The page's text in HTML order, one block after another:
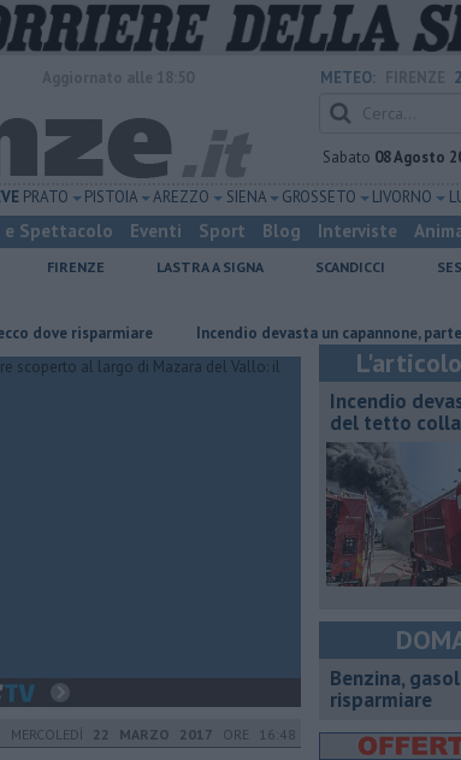
METEO:
Sabato 08 Agosto
PRATO PISTOIA AREZZO SIENA GROSSETO LIVORNO
e Spettacolo Eventi Sport Blog Interviste
FIRENZE LASTRA A SIGNA SCANDICCI
risparmiare Incendio devasta un capannone, parte del
MERCOLEDÌ 22 MARZO 2017 ORE 16:48
Incendio
del tetto
​Benzina,
risparmiare